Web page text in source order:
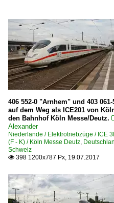
406 552-0 "Arnhem" und 403
auf dem Weg als ICE201 von
den Bahnhof Köln Messe/Deutz.
Alexander
Niederlande / Elektrotriebzüge / ICE
(F - K) / Köln Messe Deutz,
Schweiz
 398 1200x787 Px, 19.07.2017